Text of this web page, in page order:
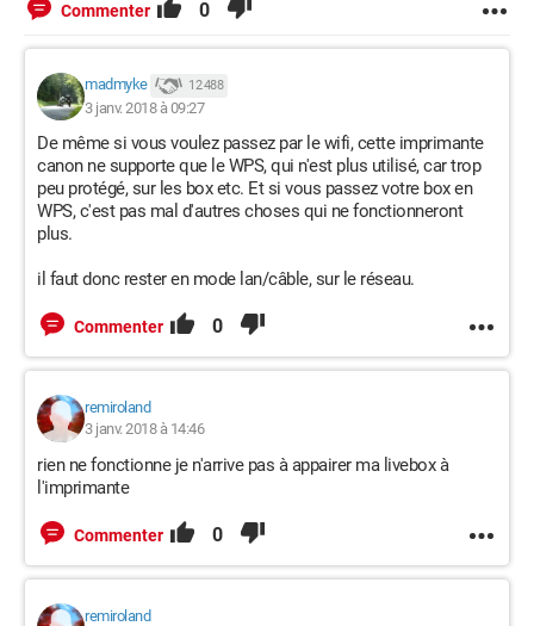
Commenter 0
madmyke 12 488
3 janv. 2018 à 09:27
De même si vous voulez passez par le wifi, cette imprimante
canon ne supporte que le WPS, qui n'est plus utilisé, car trop
peu protégé, sur les box etc. Et si vous passez votre box en
WPS, c'est pas mal d'autres choses qui ne fonctionneront
plus.
il faut donc rester en mode lan/câble, sur le réseau.
Commenter 0
remiroland
3 janv. 2018 à 14:46
rien ne fonctionne je n'arrive pas à appairer ma livebox à
l'imprimante
Commenter 0
remiroland